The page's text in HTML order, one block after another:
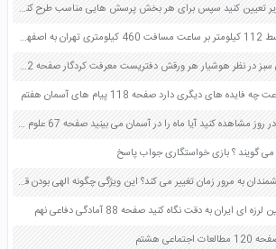
ابتدا موضوعی برای متن زیر تعیین کنید سپس برای هر بخش پرسش هایی مناسب طرح کنید صفحه 82 نگارش هفتم
اگر خودرویی با تندی متوسط 112 کیلومتر بر ساعت مسافت 460 کیلومتری تهران به اصفهان را از مسیر آزادراه طی کند مدت زمان حرکت آن را به دست آورید صفحه 46 علوم نهم
برداشت معنی برگ درختان سبز در نظر هوشیار هر ورقش دفتریست معرفت کردگار صفحه 12 فارسی ششم
های دیگری دارد صفحه 118 پیام های آسمان هفتم
به مدت 2 هفته آسمان را در روز مشاهده کنید آیا ماه را در آسمان می بینید صفحه 67 علوم چهارم
گویند ؟ بازی خواستگاری جواب پاسخ
به نظر شما چرا اندیشه دانشمندان به مرور زمان تغییر می کند؟ این ویژگی چگونه الهی بودن قرآن را اثبات می کند؟ صفحه 43 دین و زندگی یازدهم
به دقت نگاه کنید صفحه 88 آمادگی دفاعی نهم
هشتم